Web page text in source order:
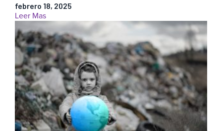
Control
de
Calidad
en
la
Inyección
de
Plásticos
febrero 18, 2025
Leer Mas:
Gestión
y
Retención
de
Personal
Cualificado
en
el
Moldeo
por
Inyección